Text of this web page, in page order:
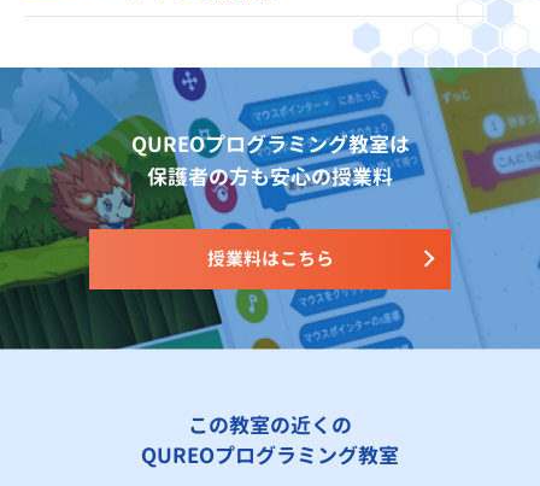
QUREOプログラミング教室は
保護者の方も安心の授業料
授業料はこちら
この教室の近くの
QUREOプログラミング教室